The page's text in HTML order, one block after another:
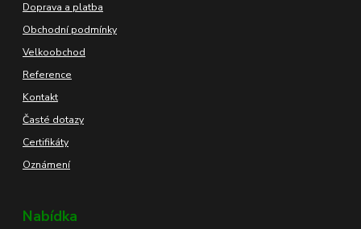
Doprava a platba
Obchodní podmínky
Velkoobchod
Reference
Kontakt
Časté dotazy
Certifikáty
Oznámení
Nabídka